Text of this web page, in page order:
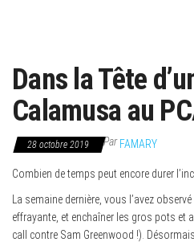
Dans la Tête
Calamusa au
28 octobre 2019 ParFAMARY
Combien de temps peut encore durer
La semaine dernière, vous l’avez
effrayante, et enchaîner les gros pots et
call contre Sam Greenwood !).